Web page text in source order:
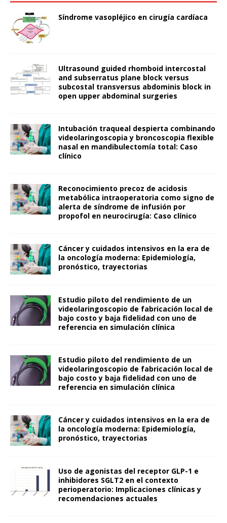
Síndrome vasopléjico en cirugía cardíaca
Ultrasound guided rhomboid intercostal
and subserratus plane block versus
subcostal transversus abdominis block in
open upper abdominal surgeries
Intubación traqueal despierta combinando
videolaringoscopia y broncoscopia flexible
nasal en mandibulectomía total: Caso
clínico
Reconocimiento precoz de acidosis
metabólica intraoperatoria como signo de
alerta de síndrome de infusión por
propofol en neurocirugía: Caso clínico
Cáncer y cuidados intensivos en la era de
la oncología moderna: Epidemiología,
pronóstico, trayectorias
Estudio piloto del rendimiento de un
videolaringoscopio de fabricación local de
bajo costo y baja fidelidad con uno de
referencia en simulación clínica
Estudio piloto del rendimiento de un
videolaringoscopio de fabricación local de
bajo costo y baja fidelidad con uno de
referencia en simulación clínica
Cáncer y cuidados intensivos en la era de
la oncología moderna: Epidemiología,
pronóstico, trayectorias
Uso de agonistas del receptor GLP-1 e
inhibidores SGLT2 en el contexto
perioperatorio: Implicaciones clínicas y
recomendaciones actuales